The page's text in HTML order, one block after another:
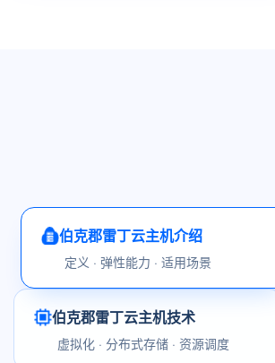
伯克郡雷丁云主机介绍
定义 · 弹性能力 · 适用场景
伯克郡雷丁云主机技术
虚拟化 · 分布式存储 · 资源调度